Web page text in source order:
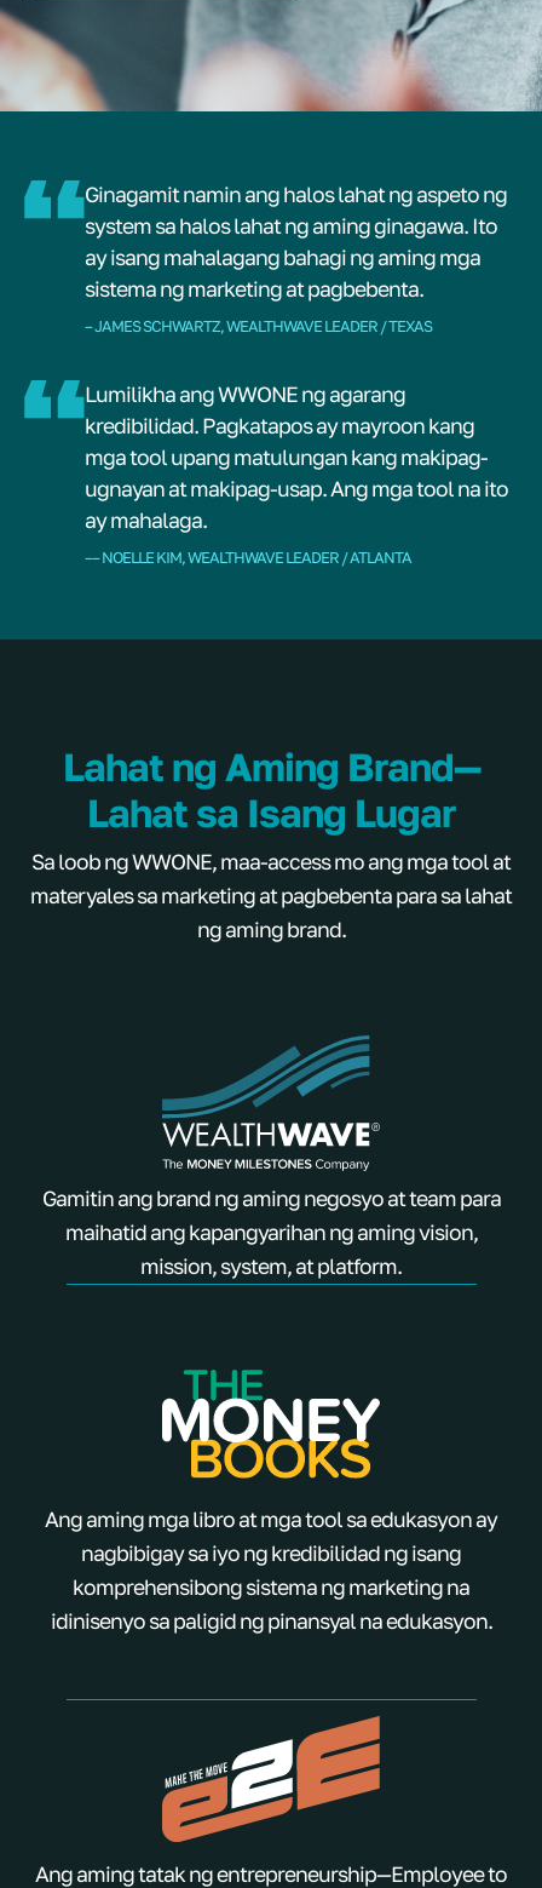
Ginagamit namin ang halos lahat ng aspeto ng
system sa halos lahat ng aming ginagawa. Ito
ay isang mahalagang bahagi ng aming mga
sistema ng marketing at pagbebenta.
– JAMES SCHWARTZ, WEALTHWAVE LEADER / TEXAS
Lumilikha ang WWONE ng agarang
kredibilidad. Pagkatapos ay mayroon kang
mga tool upang matulungan kang makipag-
ugnayan at makipag-usap. Ang mga tool na ito
ay mahalaga.
–– NOELLE KIM, WEALTHWAVE LEADER / ATLANTA
Lahat ng Aming Brand—
Lahat sa Isang Lugar
Sa loob ng WWONE, maa-access mo ang mga tool at
materyales sa marketing at pagbebenta para sa lahat
ng aming brand.
Gamitin ang brand ng aming negosyo at team para
maihatid ang kapangyarihan ng aming vision,
mission, system, at platform.
Ang aming mga libro at mga tool sa edukasyon ay
nagbibigay sa iyo ng kredibilidad ng isang
komprehensibong sistema ng marketing na
idinisenyo sa paligid ng pinansyal na edukasyon.
Ang aming tatak ng entrepreneurship—Employee to